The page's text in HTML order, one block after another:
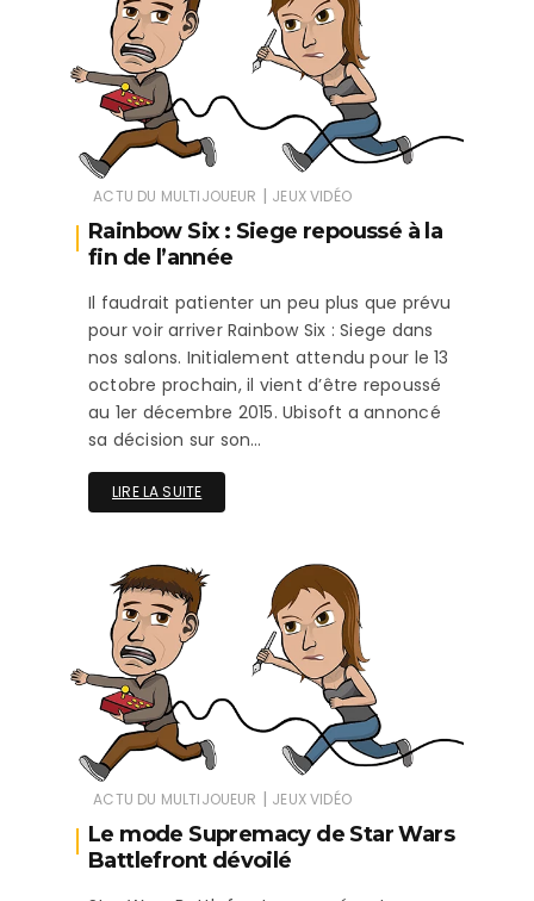
ACTU DU MULTIJOUEUR | JEUX VIDÉO
Rainbow Six : Siege repoussé à la
fin de l’année
Il faudrait patienter un peu plus que prévu
pour voir arriver Rainbow Six : Siege dans
nos salons. Initialement attendu pour le 13
octobre prochain, il vient d’être repoussé
au 1er décembre 2015. Ubisoft a annoncé
sa décision sur son…
LIRE LA SUITE
ACTU DU MULTIJOUEUR | JEUX VIDÉO
Le mode Supremacy de Star Wars
Battlefront dévoilé